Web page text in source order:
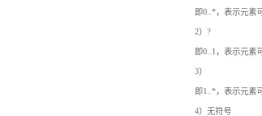
即0..*，表示元素
2）?
即0..1，表示元素
3）
即1..*，表示元素
4）无符号